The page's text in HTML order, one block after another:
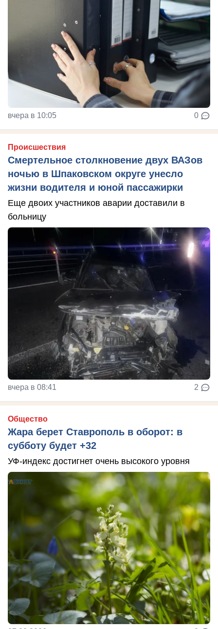
вчера в 10:05 0
Происшествия
Смертельное столкновение двух ВАЗов
ночью в Шпаковском округе унесло
жизни водителя и юной пассажирки
Еще двоих участников аварии доставили в
больницу
вчера в 08:41 2
Общество
Жара берет Ставрополь в оборот: в
субботу будет +32
УФ-индекс достигнет очень высокого уровня